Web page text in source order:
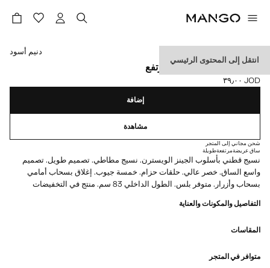
انتقل إلى المحتوى الرئيسي
جينز واسع الساق بخصر مرتفع
السعر الحالي [JOD ٣٩٫٠٠ ]
JOD ٣٩٫٠٠
حدد اللون
دنيم أسود
إضافة
مشاهدة
شحن مجاني إلى المتجر
ساق عريضةمرتفعةطويلة
نسيج قطني بأسلوب الجينز الويسترن. نسيج مطاطي. تصميم طويل. تصميم
واسع الساق. خصر عالي. حلقات حزام. خمسة جيوب. إغلاق بسحاب أمامي
بسحاب وأزرار. متوفر بلس. الطول الداخلي 83 سم. منتج في التخفيضات
التفاصيل والمكونات والعناية
المقاسات
متوافر في المتجر